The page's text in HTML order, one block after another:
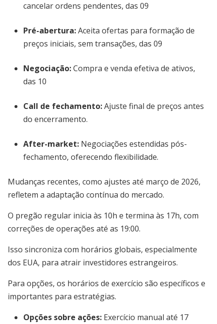
cancelar ordens pendentes, das 09
Pré-abertura:Aceita ofertas para formação de
preços iniciais, sem transações, das 09
Negociação:Compra e venda efetiva de ativos,
das 10
Call de fechamento:Ajuste final de preços antes
do encerramento.
After-market: Negociações estendidas pós-
fechamento, oferecendo flexibilidade.
Mudanças recentes, como ajustes até março de 2026,
refletem a adaptação contínua do mercado.
O pregão regular inicia às 10h e termina às 17h, com
correções de operações até as 19:00.
Isso sincroniza com horários globais, especialmente
dos EUA, para atrair investidores estrangeiros.
Para opções, os horários de exercício são específicos e
importantes para estratégias.
Opções sobre ações: Exercício manual até 17